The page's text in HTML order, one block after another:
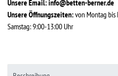
Unsere Email:info@betten-berner.de
Unsere Öffnungszeiten:von Montag
Samstag: 9:00-13:00 Uhr